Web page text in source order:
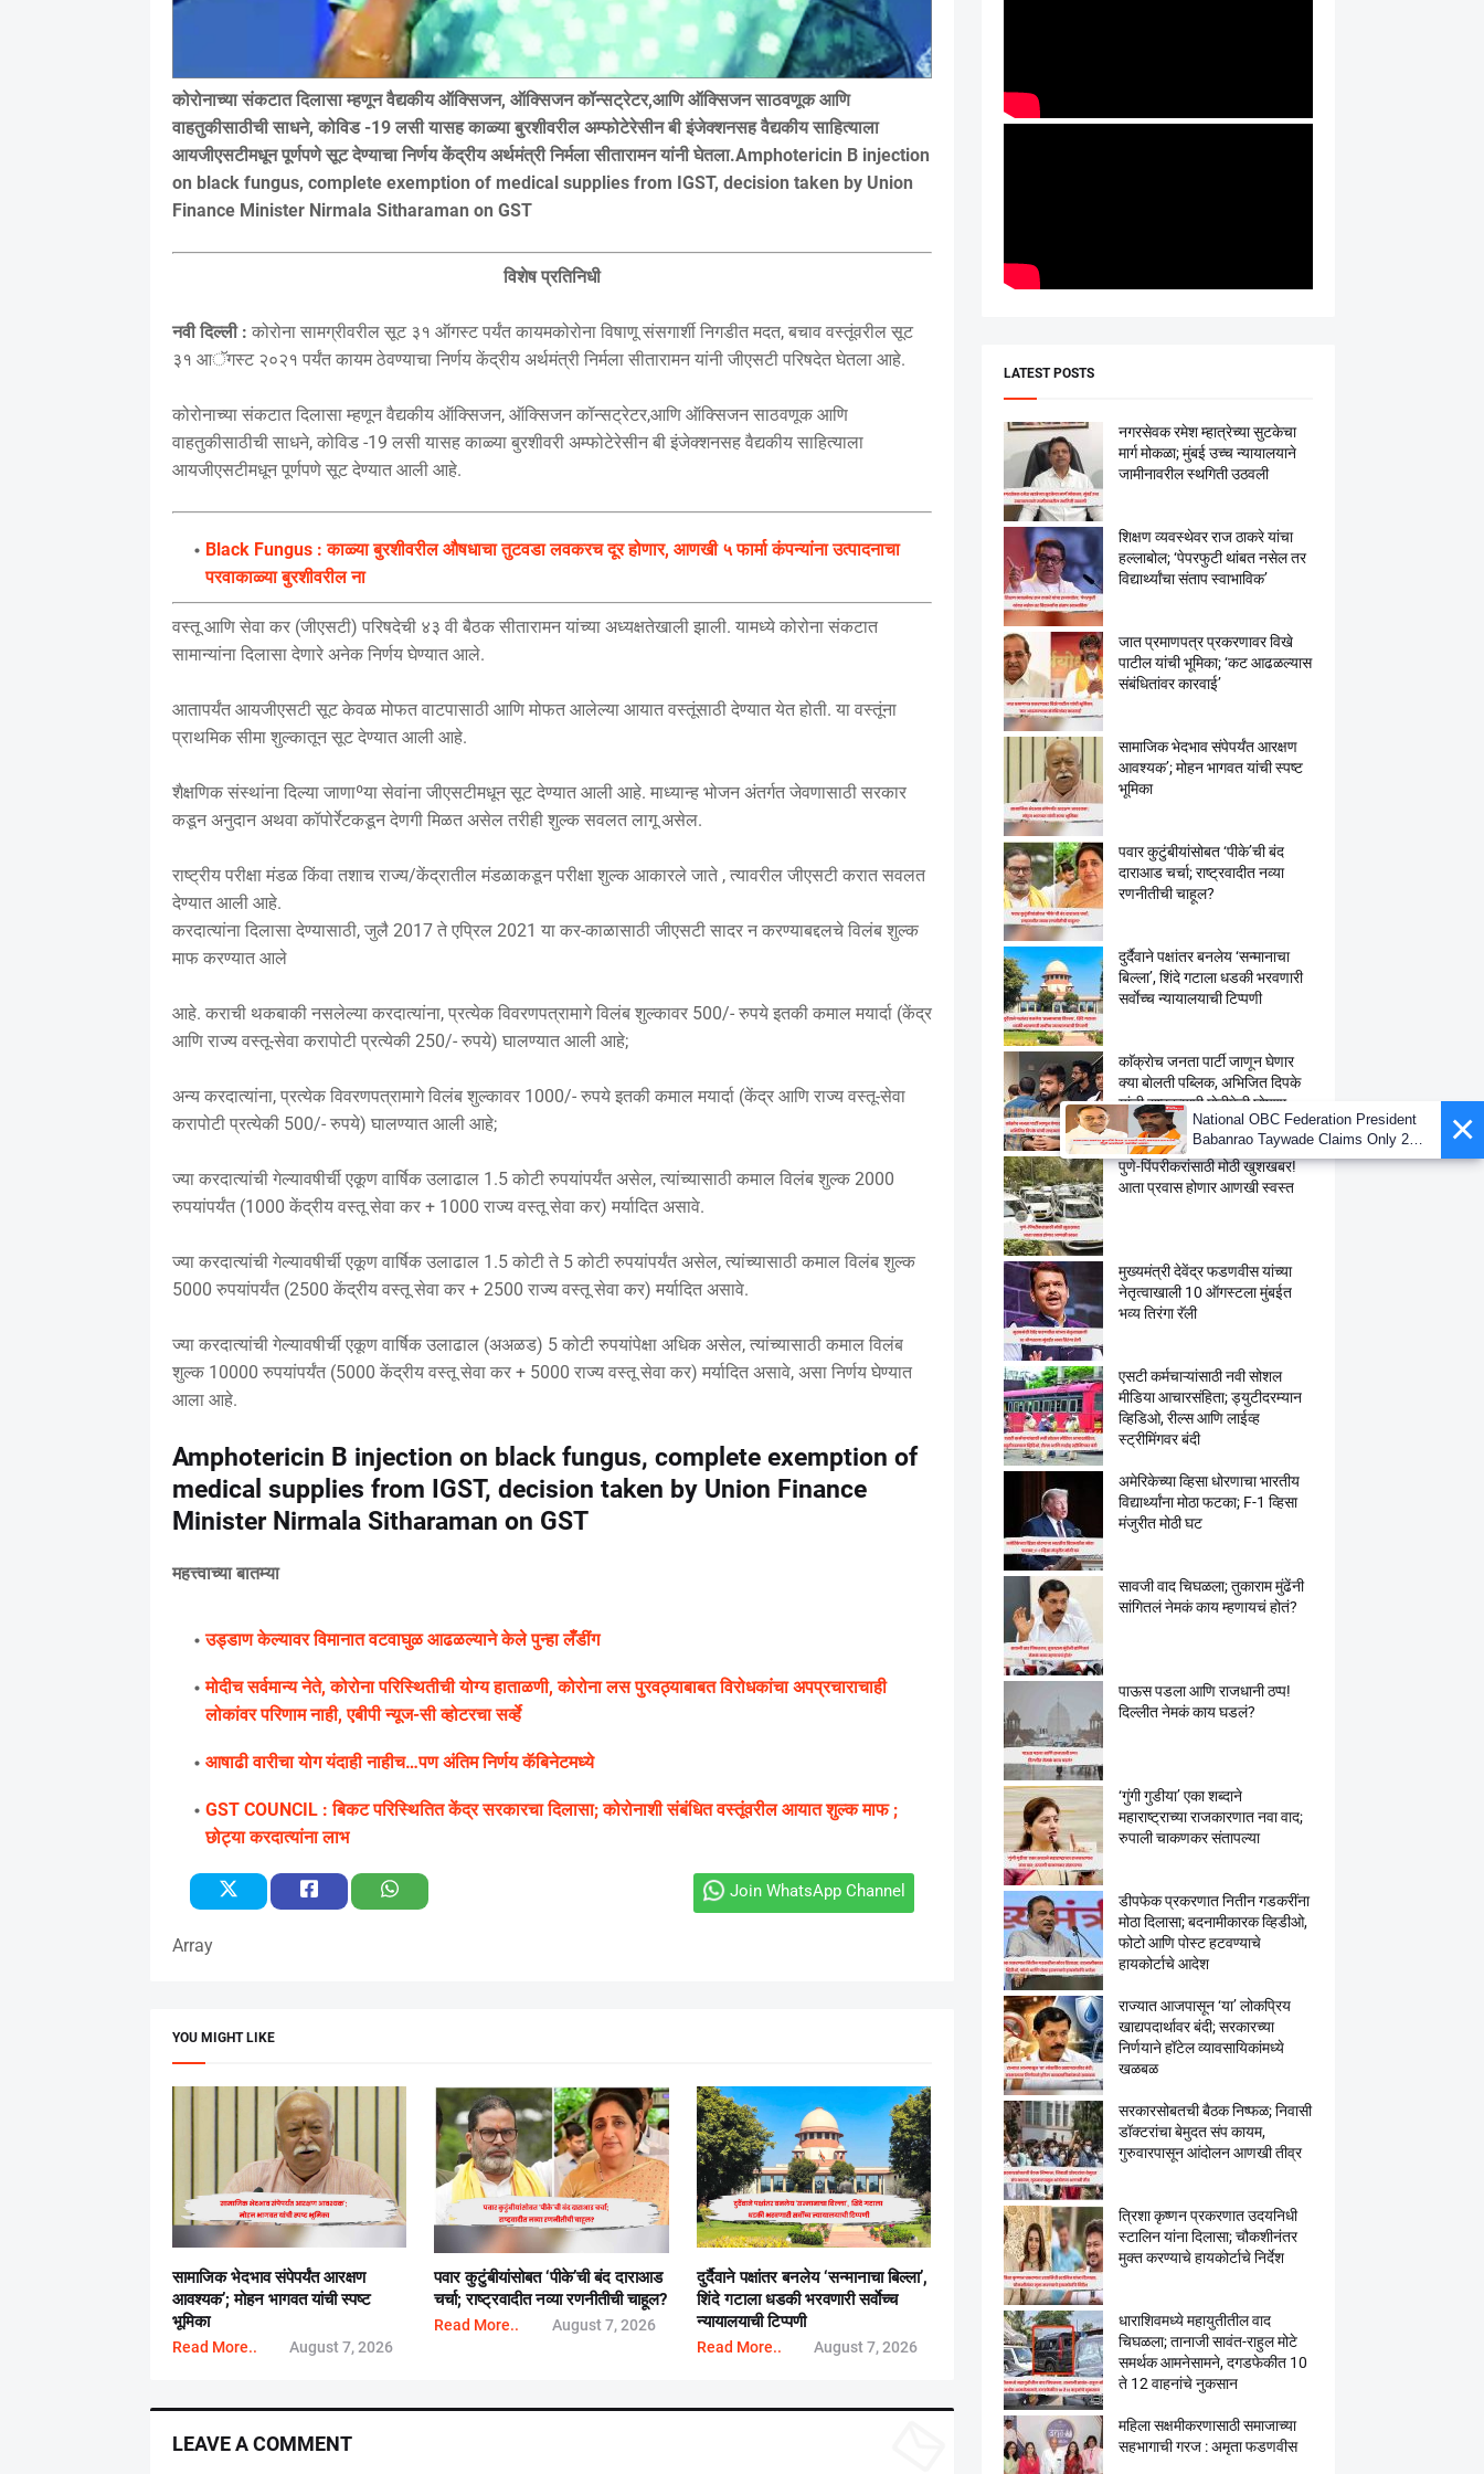
कोरोनाच्या संकटात दिलासा म्हणून वैद्यकीय ऑक्सिजन, ऑक्सिजन कॉन्सट्रेटर,आणि ऑक्सिजन साठवणूक आणि
वाहतुकीसाठीची साधने, कोविड -19 लसी यासह काळ्या बुरशीवरील अम्फोटेरेसीन बी इंजेक्शनसह वैद्यकीय साहित्याला
आयजीएसटीमधून पूर्णपणे सूट देण्याचा निर्णय केंद्रीय अर्थमंत्री निर्मला सीतारामन यांनी घेतला.Amphotericin B injection
on black fungus, complete exemption of medical supplies from IGST, decision taken by Union
Finance Minister Nirmala Sitharaman on GST
विशेष प्रतिनिधी
नवी दिल्ली : कोरोना सामग्रीवरील सूट ३१ ऑगस्ट पर्यंत कायमकोरोना विषाणू संसगार्शी निगडीत मदत, बचाव वस्तूंवरील सूट
३१ आॅगस्ट २०२१ पर्यंत कायम ठेवण्याचा निर्णय केंद्रीय अर्थमंत्री निर्मला सीतारामन यांनी जीएसटी परिषदेत घेतला आहे.
कोरोनाच्या संकटात दिलासा म्हणून वैद्यकीय ऑक्सिजन, ऑक्सिजन कॉन्सट्रेटर,आणि ऑक्सिजन साठवणूक आणि
वाहतुकीसाठीची साधने, कोविड -19 लसी यासह काळ्या बुरशीवरी अम्फोटेरेसीन बी इंजेक्शनसह वैद्यकीय साहित्याला
आयजीएसटीमधून पूर्णपणे सूट देण्यात आली आहे.
Black Fungus : काळ्या बुरशीवरील औषधाचा तुटवडा लवकरच दूर होणार, आणखी ५ फार्मा कंपन्यांना उत्पादनाचा
परवाकाळ्या बुरशीवरील ना
वस्तू आणि सेवा कर (जीएसटी) परिषदेची ४३ वी बैठक सीतारामन यांच्या अध्यक्षतेखाली झाली. यामध्ये कोरोना संकटात
सामान्यांना दिलासा देणारे अनेक निर्णय घेण्यात आले.
आतापर्यंत आयजीएसटी सूट केवळ मोफत वाटपासाठी आणि मोफत आलेल्या आयात वस्तूंसाठी देण्यात येत होती. या वस्तूंना
प्राथमिक सीमा शुल्कातून सूट देण्यात आली आहे.
शैक्षणिक संस्थांना दिल्या जाणाºया सेवांना जीएसटीमधून सूट देण्यात आली आहे. माध्यान्ह भोजन अंतर्गत जेवणासाठी सरकार
कडून अनुदान अथवा कॉपोर्रेटकडून देणगी मिळत असेल तरीही शुल्क सवलत लागू असेल.
राष्ट्रीय परीक्षा मंडळ किंवा तशाच राज्य/केंद्रातील मंडळाकडून परीक्षा शुल्क आकारले जाते , त्यावरील जीएसटी करात सवलत
देण्यात आली आहे.
करदात्यांना दिलासा देण्यासाठी, जुलै 2017 ते एप्रिल 2021 या कर-काळासाठी जीएसटी सादर न करण्याबद्दलचे विलंब शुल्क
माफ करण्यात आले
आहे. कराची थकबाकी नसलेल्या करदात्यांना, प्रत्येक विवरणपत्रामागे विलंब शुल्कावर 500/- रुपये इतकी कमाल मयार्दा (केंद्र
आणि राज्य वस्तू-सेवा करापोटी प्रत्येकी 250/- रुपये) घालण्यात आली आहे;
अन्य करदात्यांना, प्रत्येक विवरणपत्रामागे विलंब शुल्कावर 1000/- रुपये इतकी कमाल मयार्दा (केंद्र आणि राज्य वस्तू-सेवा
करापोटी प्रत्येकी 500/- रुपये) घालण्यात आली आहे;
ज्या करदात्यांची गेल्यावषीर्ची एकूण वार्षिक उलाढाल 1.5 कोटी रुपयांपर्यंत असेल, त्यांच्यासाठी कमाल विलंब शुल्क 2000
रुपयांपर्यंत (1000 केंद्रीय वस्तू सेवा कर + 1000 राज्य वस्तू सेवा कर) मर्यादित असावे.
ज्या करदात्यांची गेल्यावषीर्ची एकूण वार्षिक उलाढाल 1.5 कोटी ते 5 कोटी रुपयांपर्यंत असेल, त्यांच्यासाठी कमाल विलंब शुल्क
5000 रुपयांपर्यंत (2500 केंद्रीय वस्तू सेवा कर + 2500 राज्य वस्तू सेवा कर) मर्यादित असावे.
ज्या करदात्यांची गेल्यावषीर्ची एकूण वार्षिक उलाढाल (अअळड) 5 कोटी रुपयांपेक्षा अधिक असेल, त्यांच्यासाठी कमाल विलंब
शुल्क 10000 रुपयांपर्यंत (5000 केंद्रीय वस्तू सेवा कर + 5000 राज्य वस्तू सेवा कर) मर्यादित असावे, असा निर्णय घेण्यात
आला आहे.
Amphotericin B injection on black fungus, complete exemption of
medical supplies from IGST, decision taken by Union Finance
Minister Nirmala Sitharaman on GST
महत्त्वाच्या बातम्या
उड्डाण केल्यावर विमानात वटवाघुळ आढळल्याने केले पुन्हा लॅँडींग
मोदीच सर्वमान्य नेते, कोरोना परिस्थितीची योग्य हाताळणी, कोरोना लस पुरवठ्याबाबत विरोधकांचा अपप्रचाराचाही
लोकांवर परिणाम नाही, एबीपी न्यूज-सी व्होटरचा सर्व्हे
आषाढी वारीचा योग यंदाही नाहीच…पण अंतिम निर्णय कॅबिनेटमध्ये
GST COUNCIL : बिकट परिस्थितित केंद्र सरकारचा दिलासा; कोरोनाशी संबंधित वस्तूंवरील आयात शुल्क माफ ;
छोट्या करदात्यांना लाभ
Join WhatsApp Channel
Array
YOU MIGHT LIKE
सामाजिक भेदभाव संपेपर्यंत आरक्षण
आवश्यक’; मोहन भागवत यांची स्पष्ट
भूमिका
Read More.. August 7, 2026
पवार कुटुंबीयांसोबत ‘पीके’ची बंद दाराआड
चर्चा; राष्ट्रवादीत नव्या रणनीतीची चाहूल?
Read More.. August 7, 2026
दुर्दैवाने पक्षांतर बनलेय ‘सन्मानाचा बिल्ला’,
शिंदे गटाला धडकी भरवणारी सर्वाेच्च
न्यायालयाची टिप्पणी
Read More.. August 7, 2026
LEAVE A COMMENT
LATEST POSTS
नगरसेवक रमेश म्हात्रेच्या सुटकेचा
मार्ग मोकळा; मुंबई उच्च न्यायालयाने
जामीनावरील स्थगिती उठवली
शिक्षण व्यवस्थेवर राज ठाकरे यांचा
हल्लाबोल; ‘पेपरफुटी थांबत नसेल तर
विद्यार्थ्यांचा संताप स्वाभाविक’
जात प्रमाणपत्र प्रकरणावर विखे
पाटील यांची भूमिका; ‘कट आढळल्यास
संबंधितांवर कारवाई’
सामाजिक भेदभाव संपेपर्यंत आरक्षण
आवश्यक’; मोहन भागवत यांची स्पष्ट
भूमिका
पवार कुटुंबीयांसोबत ‘पीके’ची बंद
दाराआड चर्चा; राष्ट्रवादीत नव्या
रणनीतीची चाहूल?
दुर्दैवाने पक्षांतर बनलेय ‘सन्मानाचा
बिल्ला’, शिंदे गटाला धडकी भरवणारी
सर्वाेच्च न्यायालयाची टिप्पणी
काॅक्राेच जनता पार्टी जाणून घेणार
क्या बाेलती पब्लिक, अभिजित दिपके
यांची राष्ट्रव्यापी माेहीमेची घाेषणा
पुणे-पिंपरीकरांसाठी मोठी खुशखबर!
आता प्रवास होणार आणखी स्वस्त
मुख्यमंत्री देवेंद्र फडणवीस यांच्या
नेतृत्वाखाली 10 ऑगस्टला मुंबईत
भव्य तिरंगा रॅली
एसटी कर्मचाऱ्यांसाठी नवी सोशल
मीडिया आचारसंहिता; ड्युटीदरम्यान
व्हिडिओ, रील्स आणि लाईव्ह
स्ट्रीमिंगवर बंदी
अमेरिकेच्या व्हिसा धोरणाचा भारतीय
विद्यार्थ्यांना मोठा फटका; F-1 व्हिसा
मंजुरीत मोठी घट
सावजी वाद चिघळला; तुकाराम मुंढेंनी
सांगितलं नेमकं काय म्हणायचं होतं?
पाऊस पडला आणि राजधानी ठप्प!
दिल्लीत नेमकं काय घडलं?
‘गुंगी गुडीया’ एका शब्दाने
महाराष्ट्राच्या राजकारणात नवा वाद;
रुपाली चाकणकर संतापल्या
डीपफेक प्रकरणात नितीन गडकरींना
मोठा दिलासा; बदनामीकारक व्हिडीओ,
फोटो आणि पोस्ट हटवण्याचे
हायकोर्टाचे आदेश
राज्यात आजपासून ‘या’ लोकप्रिय
खाद्यपदार्थावर बंदी; सरकारच्या
निर्णयाने हॉटेल व्यावसायिकांमध्ये
खळबळ
सरकारसोबतची बैठक निष्फळ; निवासी
डॉक्टरांचा बेमुदत संप कायम,
गुरुवारपासून आंदोलन आणखी तीव्र
त्रिशा कृष्णन प्रकरणात उदयनिधी
स्टालिन यांना दिलासा; चौकशीनंतर
मुक्त करण्याचे हायकोर्टाचे निर्देश
धाराशिवमध्ये महायुतीतील वाद
चिघळला; तानाजी सावंत-राहुल मोटे
समर्थक आमनेसामने, दगडफेकीत 10
ते 12 वाहनांचे नुकसान
महिला सक्षमीकरणासाठी समाजाच्या
सहभागाची गरज : अमृता फडणवीस
×
National OBC Federation President
Babanrao Taywade Claims Only 27
Kunbi Certificates Issued in
Marathwada After September 2 GR;